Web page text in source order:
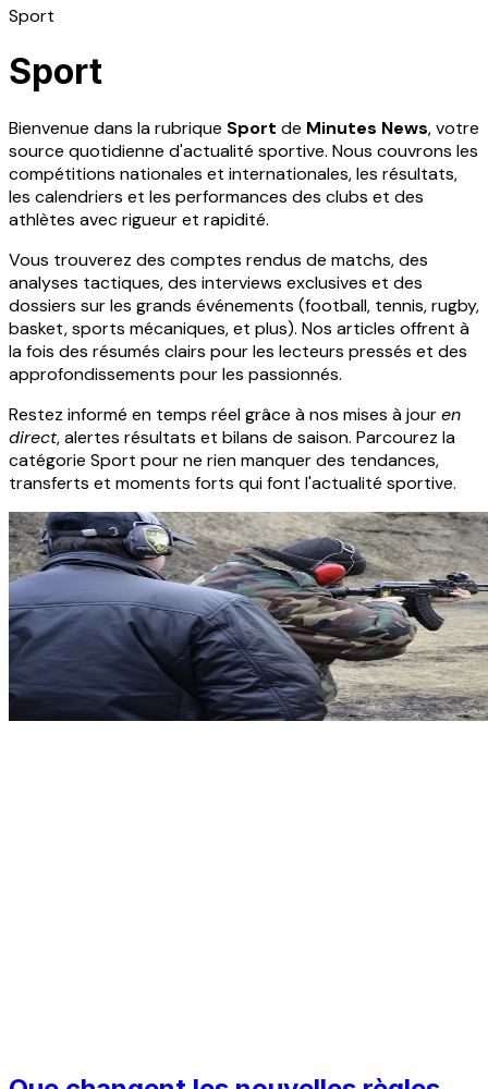
Sport
Sport
Bienvenue dans la rubrique Sport de Minutes News, votre
source quotidienne d'actualité sportive. Nous couvrons les
compétitions nationales et internationales, les résultats,
les calendriers et les performances des clubs et des
athlètes avec rigueur et rapidité.
Vous trouverez des comptes rendus de matchs, des
analyses tactiques, des interviews exclusives et des
dossiers sur les grands événements (football, tennis, rugby,
basket, sports mécaniques, et plus). Nos articles offrent à
la fois des résumés clairs pour les lecteurs pressés et des
approfondissements pour les passionnés.
Restez informé en temps réel grâce à nos mises à jouren
direct, alertes résultats et bilans de saison. Parcourez la
catégorie Sport pour ne rien manquer des tendances,
transferts et moments forts qui font l'actualité sportive.